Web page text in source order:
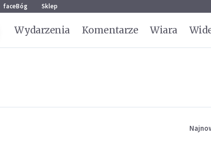
faceBóg Sklep
Wydarzenia Komentarze Wiara